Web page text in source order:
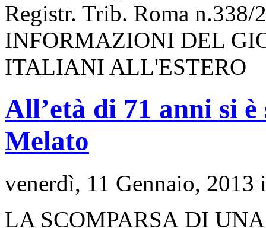
Registr. Trib. Roma n.338/
INFORMAZIONI DEL
ITALIANI ALL'ESTERO
All’età di 71 anni si
Melato
venerdì, 11 Gennaio,
LA SCOMPARSA DI